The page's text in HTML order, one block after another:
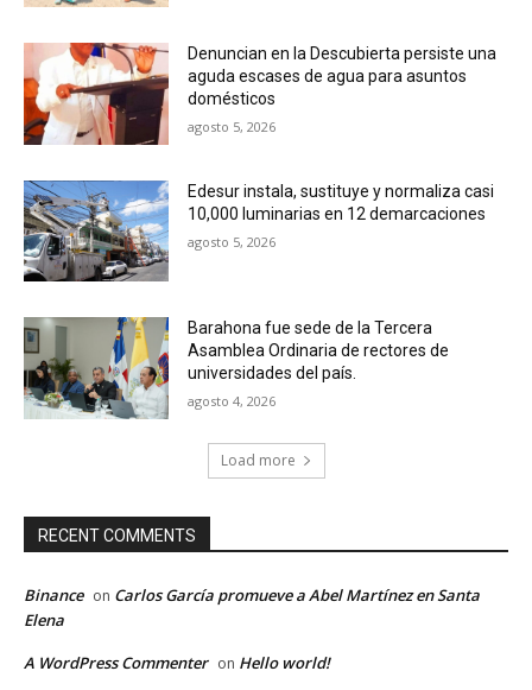
Denuncian en la Descubierta persiste una
aguda escases de agua para asuntos
domésticos
agosto 5, 2026
Edesur instala, sustituye y normaliza casi
10,000 luminarias en 12 demarcaciones
agosto 5, 2026
Barahona fue sede de la Tercera
Asamblea Ordinaria de rectores de
universidades del país.
agosto 4, 2026
Load more
RECENT COMMENTS
Binance on Carlos García promueve a Abel Martínez en Santa
Elena
A WordPress Commenter on Hello world!